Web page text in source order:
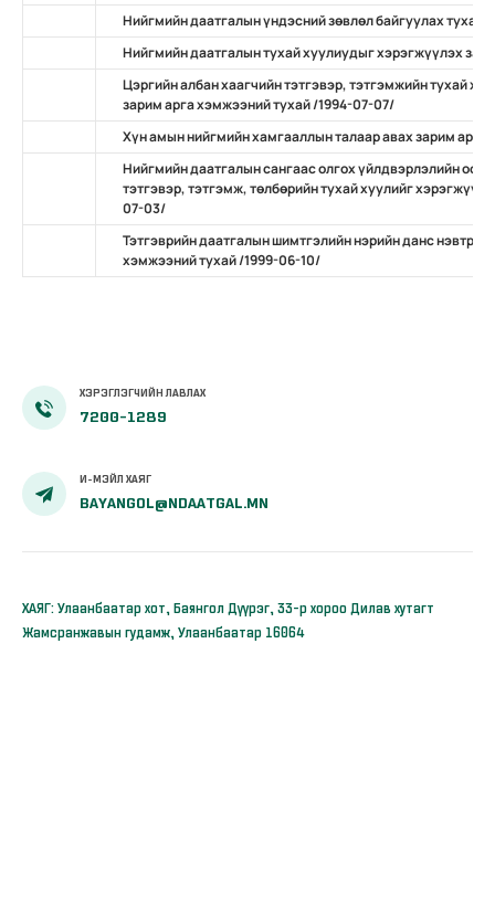
Нийгмийн даатгалын үндэсний зөвлөл байгуулах тухай
Нийгмийн даатгалын тухай хуулиудыг хэрэгжүүлэх
Цэргийн албан хаагчийн тэтгэвэр, тэтгэмжийн тухай
зарим арга хэмжээний тухай /1994-07-07/
Хүн амын нийгмийн хамгааллын талаар авах зарим арга
Нийгмийн даатгалын сангаас олгох үйлдвэрлэлийн
тэтгэвэр, тэтгэмж, төлбөрийн тухай хуулийг
07-03/
Тэтгэврийн даатгалын шимтгэлийн нэрийн данс
хэмжээний тухай /1999-06-10/
ХЭРЭГЛЭГЧИЙН ЛАВЛАХ
7200-1289
И-МЭЙЛ ХАЯГ
BAYANGOL@NDAATGAL.MN
ХАЯГ: Улаанбаатар хот, Баянгол Дүүрэг, 33-р хороо Дилав хутагт
Жамсранжавын гудамж, Улаанбаатар 16064